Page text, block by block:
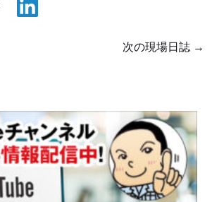
次の現場日誌 →